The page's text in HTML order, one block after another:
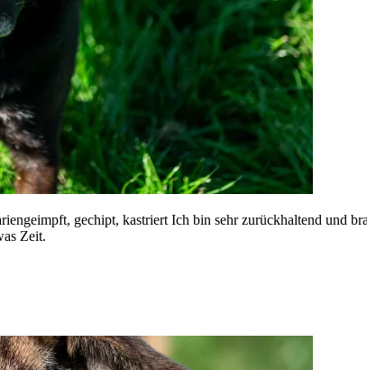
gechipt, kastriert Ich bin sehr zurückhaltend und
Zeit.